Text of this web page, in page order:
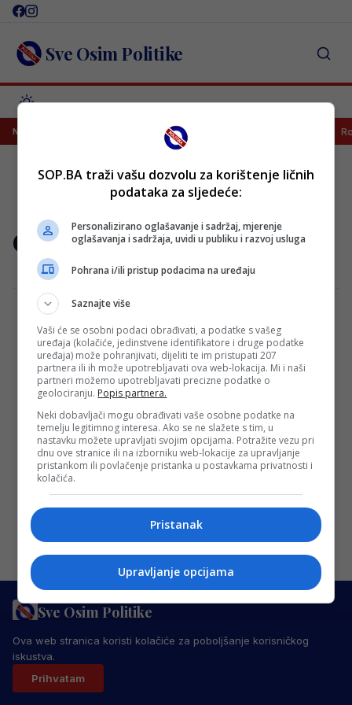
Skip
content Sve Osim Politike
NAJNOVIJEVelež doveo napadača kojeg su poredili sa Džekom
Crypto
New Cryptocurrency That Will Kill Of
Bitcoin
Lorem ipsum dolor sit amet, consectetur
adipiscing elit. Nam laoreet, nunc et
accumsan cursus, neque eros sodales
lectus, in fermentum…
Redakcija Sop·31/01/2018
Sve Osim Politike
IMPRESSUMKONTAKT
© 2026 Sve Osim Politike. Sva prava zadržana.
Ova web stranica koristi kolačiće za poboljšanje korisničkog
iskustva.
Prihvatam
SOP.BA traži vašu dozvolu za korištenje ličnih
podataka za sljedeće:
Personalizirano oglašavanje i sadržaj, mjerenje
oglašavanja i sadržaja, uvidi u publiku i razvoj usluga
Pohrana i/ili pristup podacima na uređaju
Saznajte više
Vaši će se osobni podaci obrađivati, a podatke s vašeg
uređaja (kolačiće, jedinstvene identifikatore i druge podatke
uređaja) može pohranjivati, dijeliti te im pristupati 207
partnera ili ih može upotrebljavati ova web-lokacija. Mi i naši
partneri možemo upotrebljavati precizne podatke o
geolociranju. Popis partnera.
Neki dobavljači mogu obrađivati vaše osobne podatke na
temelju legitimnog interesa. Ako se ne slažete s tim, u
nastavku možete upravljati svojim opcijama. Potražite vezu pri
dnu ove stranice ili na izborniku web-lokacije za upravljanje
pristankom ili povlačenje pristanka u postavkama privatnosti i
kolačića.
Pristanak
Upravljanje opcijama